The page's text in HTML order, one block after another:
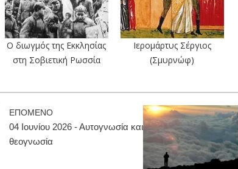
Ο διωγμός της Εκκλησίας
στη Σοβιετική Ρωσσία
Ιερομάρτυς Σέργιος
(Σμυρνώφ)
ΕΠΟΜΕΝΟ
04 Ιουνίου 2026 - Αυτογνωσία και
θεογνωσία